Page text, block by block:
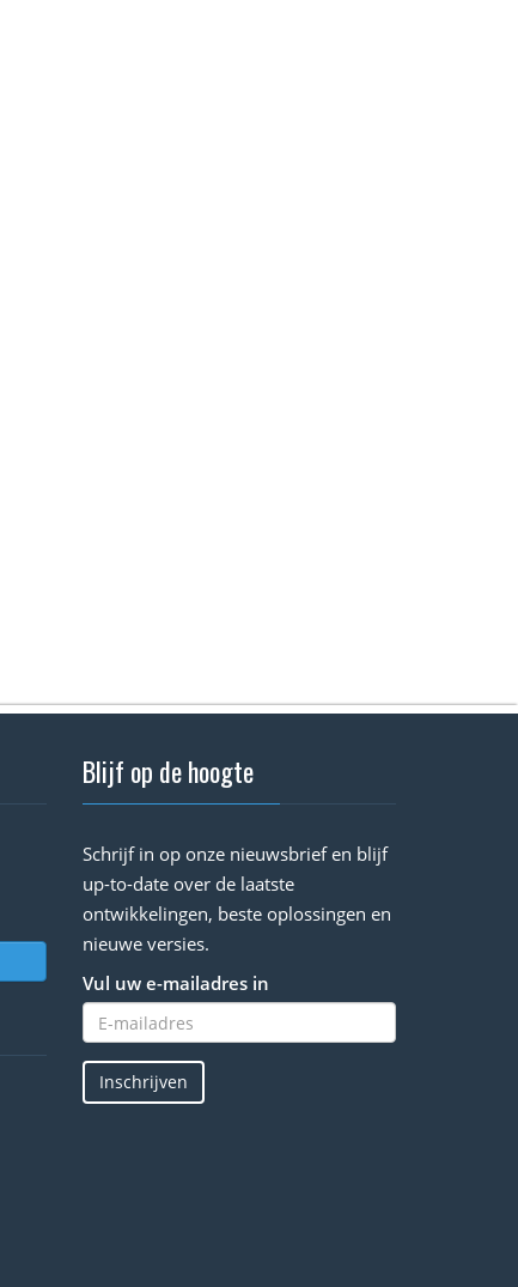
Blijf op de hoogte
Schrijf in op onze nieuwsbrief en blijf
up-to-date over de laatste
ontwikkelingen, beste oplossingen en
nieuwe versies.
Vul uw e-mailadres in
Inschrijven